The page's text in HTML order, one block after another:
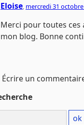
Eloise, mercredi 31 octobre
Merci pour toutes ces
mon blog. Bonne
Écrire un